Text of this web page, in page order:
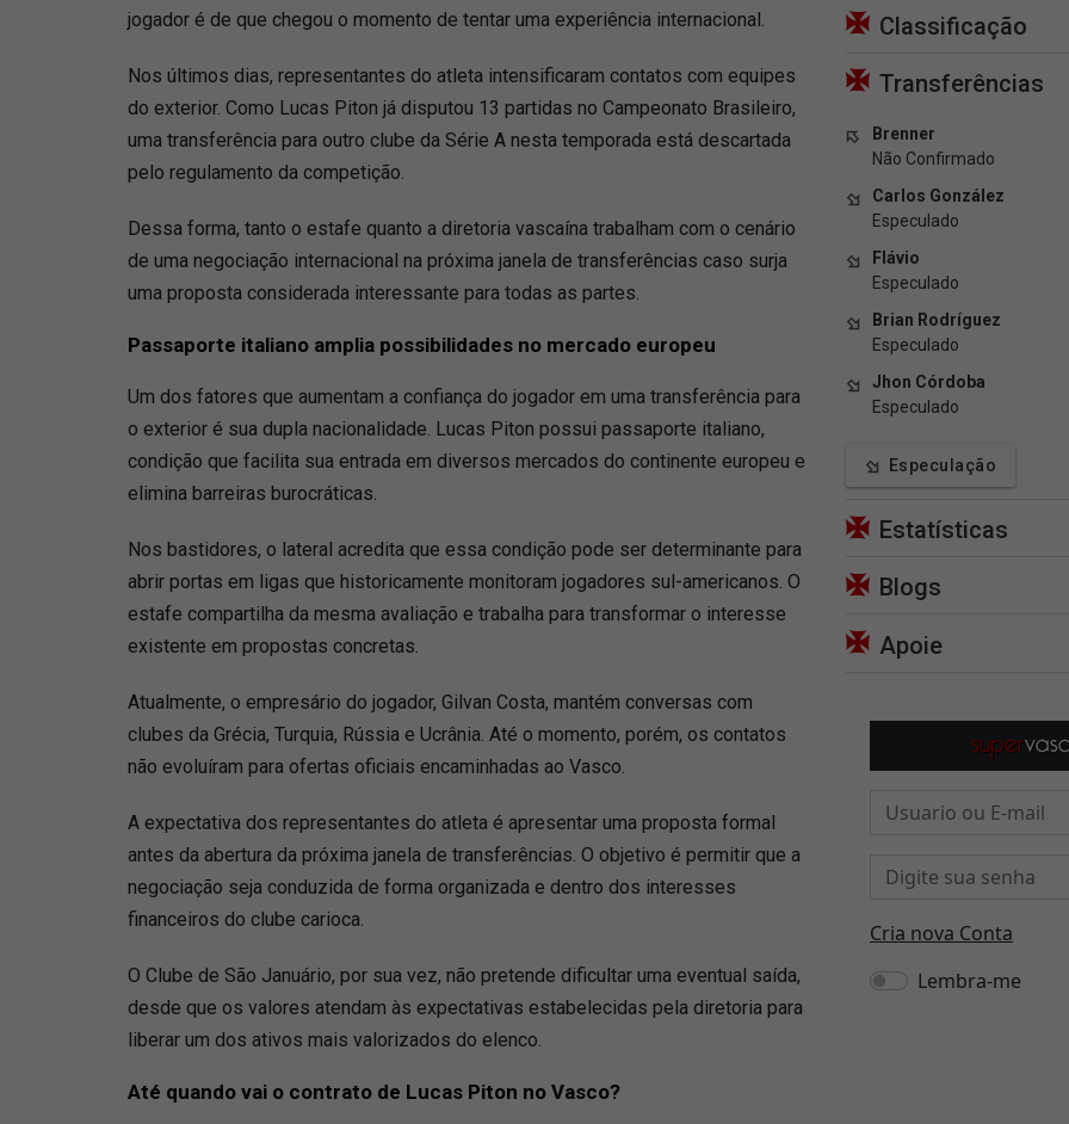
jogador é de que chegou o momento de tentar uma experiência internacional.
Nos últimos dias, representantes do atleta intensificaram contatos com equipes
do exterior. Como Lucas Piton já disputou 13 partidas no Campeonato Brasileiro,
uma transferência para outro clube da Série A nesta temporada está descartada
pelo regulamento da competição.
Dessa forma, tanto o estafe quanto a diretoria vascaína trabalham com o cenário
de uma negociação internacional na próxima janela de transferências caso surja
uma proposta considerada interessante para todas as partes.
Passaporte italiano amplia possibilidades no mercado europeu
Um dos fatores que aumentam a confiança do jogador em uma transferência para
o exterior é sua dupla nacionalidade. Lucas Piton possui passaporte italiano,
condição que facilita sua entrada em diversos mercados do continente europeu e
elimina barreiras burocráticas.
Nos bastidores, o lateral acredita que essa condição pode ser determinante para
abrir portas em ligas que historicamente monitoram jogadores sul-americanos. O
estafe compartilha da mesma avaliação e trabalha para transformar o interesse
existente em propostas concretas.
Atualmente, o empresário do jogador, Gilvan Costa, mantém conversas com
clubes da Grécia, Turquia, Rússia e Ucrânia. Até o momento, porém, os contatos
não evoluíram para ofertas oficiais encaminhadas ao Vasco.
A expectativa dos representantes do atleta é apresentar uma proposta formal
antes da abertura da próxima janela de transferências. O objetivo é permitir que a
negociação seja conduzida de forma organizada e dentro dos interesses
financeiros do clube carioca.
O Clube de São Januário, por sua vez, não pretende dificultar uma eventual saída,
desde que os valores atendam às expectativas estabelecidas pela diretoria para
liberar um dos ativos mais valorizados do elenco.
Até quando vai o contrato de Lucas Piton no Vasco?
Classificação
Transferências
Brenner
Não Confirmado
Carlos González
Especulado
Flávio
Especulado
Brian Rodríguez
Especulado
Jhon Córdoba
Especulado
Especulação
Estatísticas
Blogs
Apoie